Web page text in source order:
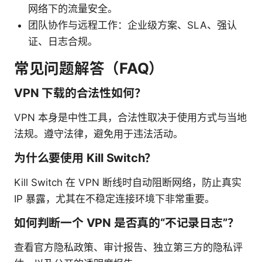
网络下的流量安全。
团队协作与远程工作：企业级方案、SLA、强认
证、日志合规。
常见问题解答（FAQ）
VPN 下载的合法性如何？
VPN 本身是中性工具，合法性取决于使用方式与当地
法规。遵守法律，避免用于违法活动。
为什么要使用 Kill Switch？
Kill Switch 在 VPN 断线时自动阻断网络，防止真实
IP 暴露，尤其在不稳定连接环境下非常重要。
如何判断一个 VPN 是否真的“不记录日志”？
查看官方隐私政策、审计报告、独立第三方的隐私评